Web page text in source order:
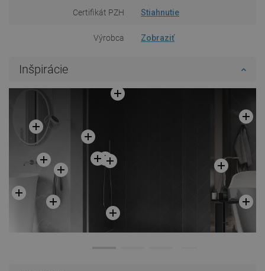
Certifikát PZH Stiahnutie
Výrobca Zobraziť
Inšpirácie